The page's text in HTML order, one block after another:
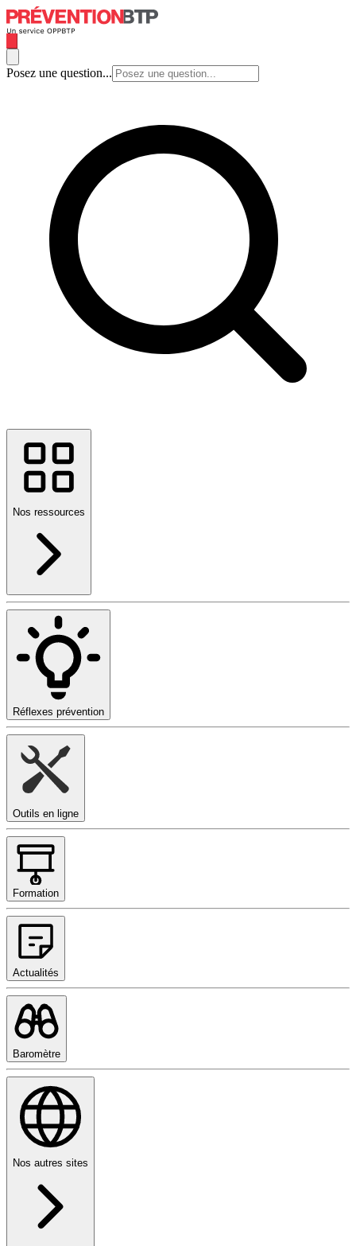
Posez une question...
Nos ressources
Réflexes prévention
Outils en ligne
Formation
Actualités
Baromètre
Nos autres sites